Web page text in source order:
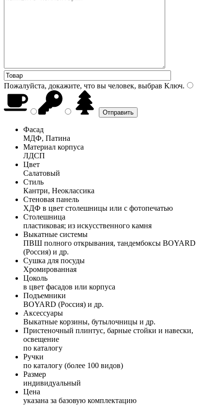
Пожалуйста, докажите, что вы человек, выбрав Ключ.
Фасад
МДФ, Патина
Материал корпуса
ЛДСП
Цвет
Салатовый
Стиль
Кантри, Неоклассика
Стеновая панель
ХДФ в цвет столешницы или с фотопечатью
Столешница
пластиковая; из искусственного камня
Выкатные системы
ПВШ полного открывания, тандембоксы BOYARD
(Россия) и др.
Сушка для посуды
Хромированная
Цоколь
в цвет фасадов или корпуса
Подъемники
BOYARD (Россия) и др.
Аксессуары
Выкатные корзины, бутылочницы и др.
Пристеночный плинтус, барные стойки и навески,
освещение
по каталогу
Ручки
по каталогу (более 100 видов)
Размер
индивидуальный
Цена
указана за базовую комплектацию